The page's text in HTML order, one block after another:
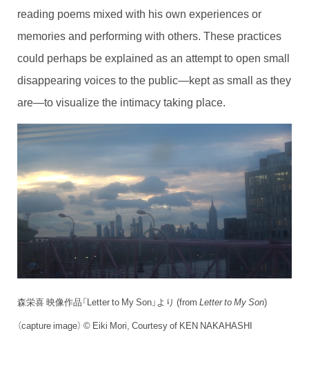
reading poems mixed with his own experiences or
memories and performing with others. These practices
could perhaps be explained as an attempt to open small
disappearing voices to the public—kept as small as they
are—to visualize the intimacy taking place.
森栄喜 映像作品「Letter to My Son」より (from Letter to My Son)
（capture image） © Eiki Mori, Courtesy of KEN NAKAHASHI